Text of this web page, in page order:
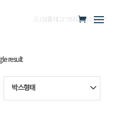
/ 상품 태그 “크리스마스이브”
result
박스형태